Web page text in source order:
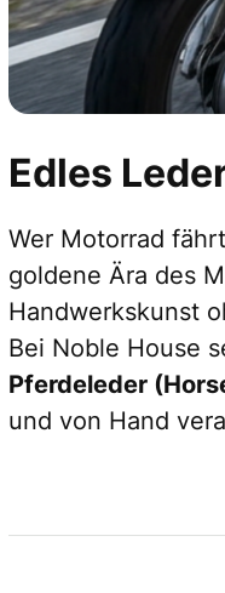
Edles
Wer Motorrad
goldene Ära des
Handwerkskunst
Bei Noble House
Pferdeleder
und von Hand